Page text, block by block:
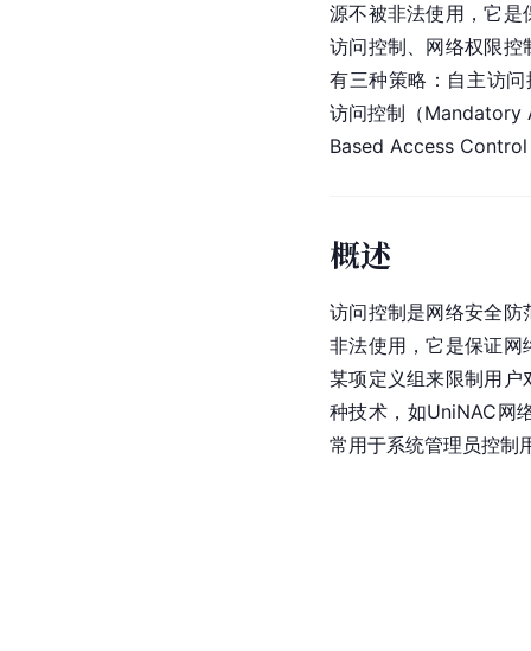
源不被非法使用，它是
访问控制、网络权限控
有三种策略：自主访
访问控制（
Based Access Control
概述
访问控制是网络安全防
非法使用，它是保证网
某项定义组来限制用户
种技术，如UniNAC网
常用于系统管理员控制